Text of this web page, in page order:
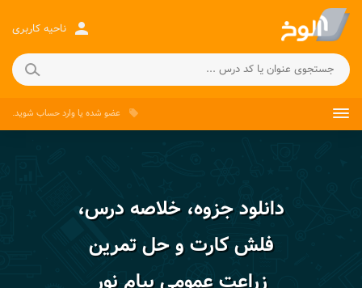
person ناحیه کاربری
local_offer عضو شده یاوارد حساب شوید.
دانلود جزوه، خلاصه درس،
فلش کارت و حل تمرین
زراعت عمومی پیام نور